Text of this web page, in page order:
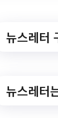
뉴스레터
뉴스레터